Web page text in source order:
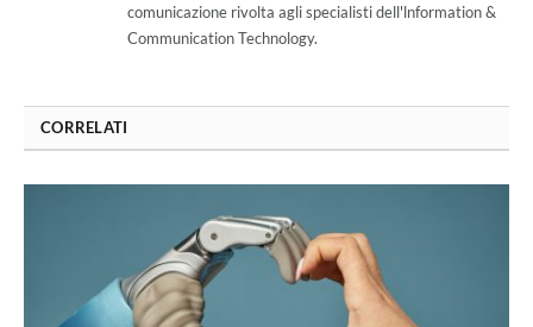
comunicazione rivolta agli specialisti dell'lnformation &
Communication Technology.
CORRELATI